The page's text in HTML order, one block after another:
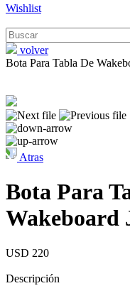
Wishlist
volver
Bota Para Tabla De
Atras
Bota Para
Wakeboard
USD 220
Descripción